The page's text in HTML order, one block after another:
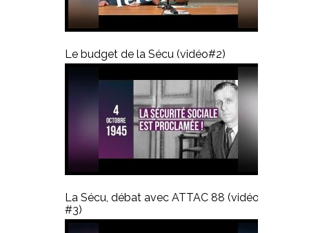
Le budget de la Sécu (vidéo#2)
La Sécu, débat avec ATTAC 88 (vidéo
#3)